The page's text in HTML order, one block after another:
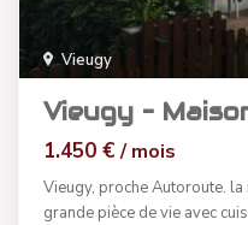
Vieugy
Vieugy –
1.450 € / mois
Vieugy, proche Autoroute.
grande pièce de vie avec cuis